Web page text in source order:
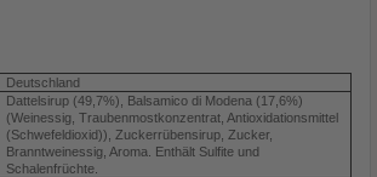
Deutschland
Dattelsirup (49,7%), Balsamico di Modena (17,6%)
(Weinessig, Traubenmostkonzentrat, Antioxidationsmittel
(Schwefeldioxid)), Zuckerrübensirup, Zucker,
Branntweinessig, Aroma. Enthält Sulfite und
Schalenfrüchte.